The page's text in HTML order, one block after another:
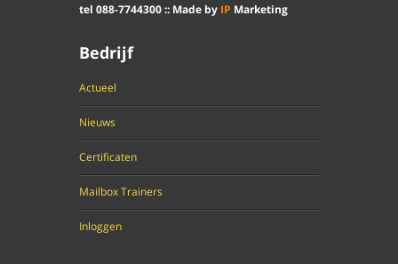
tel 088-7744300:: Made by IP Marketing
Bedrijf
Actueel
Nieuws
Certificaten
Mailbox Trainers
Inloggen